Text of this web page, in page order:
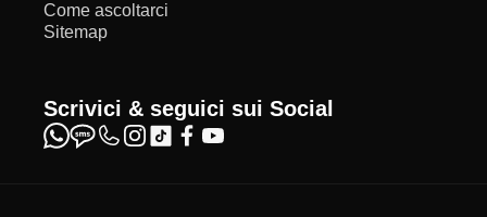
Come ascoltarci
Sitemap
Scrivici & seguici sui Social